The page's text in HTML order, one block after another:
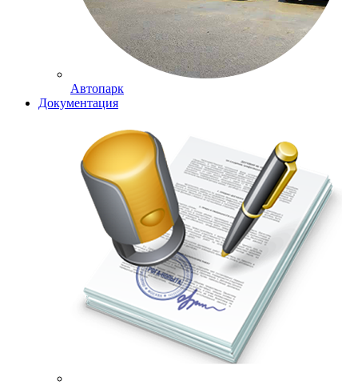
Автопарк
Документация